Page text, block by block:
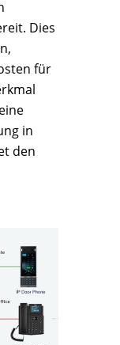
Dies
für
in
den